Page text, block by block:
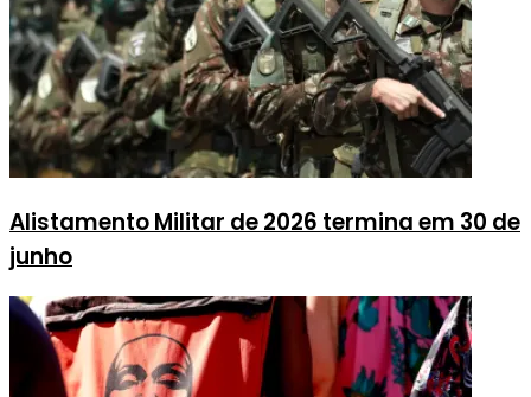
Alistamento Militar de 2026 termina em 30 de
junho